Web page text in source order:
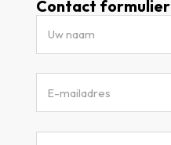
Contact formulier